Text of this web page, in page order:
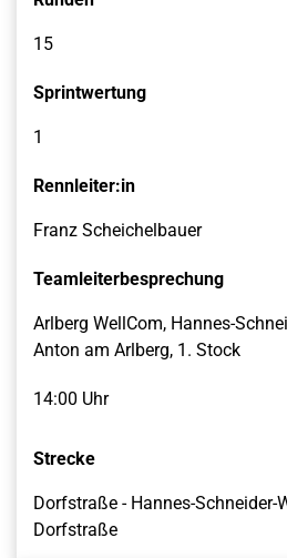
15
Sprintwertung
1
Rennleiter:in
Franz Scheichelbauer
Teamleiterbesprechung
Arlberg WellCom, Hannes-
Anton am Arlberg, 1. Stock
14:00 Uhr
Strecke
Dorfstraße - Hannes-Schneider-
Dorfstraße